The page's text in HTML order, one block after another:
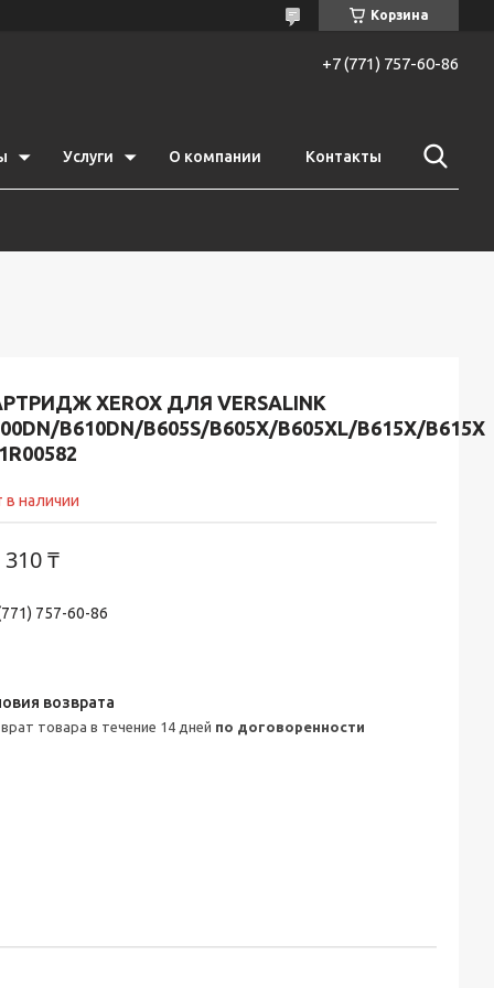
Корзина
+7 (771) 757-60-86
Услуги О компании Контакты
XEROX ДЛЯ VERSALINK
B610DN/B605S/B605X/B605XL/B615X/B615X
в наличии
310 ₸
757-60-86
товара в течение 14 дней по договоренности